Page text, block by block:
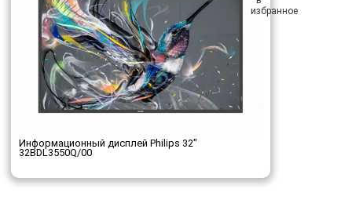
Информационный дисплей Philips 32"
32BDL3550Q/00